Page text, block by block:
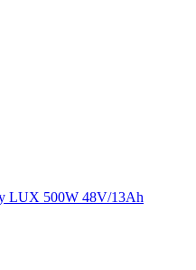
LUX 500W 48V/13Ah